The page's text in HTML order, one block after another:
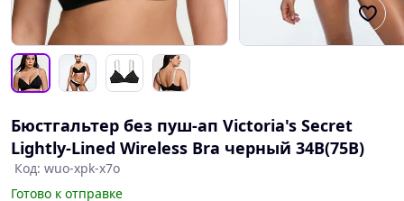
Бюстгальтер без пуш-ап Victoria's Secret
Lightly-Lined Wireless Bra черный 34B(75B)
Код: wuo-xpk-x7o
Готово к отправке